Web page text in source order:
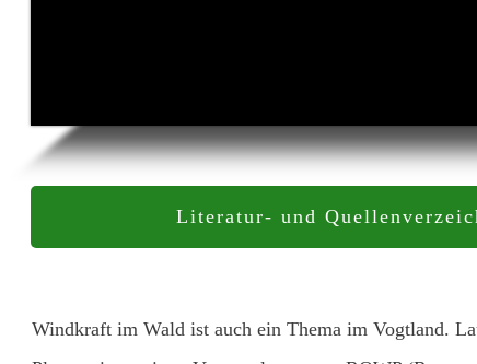
Literatur- und
Windkraft im Wald ist auch ein Thema im Vogtland.